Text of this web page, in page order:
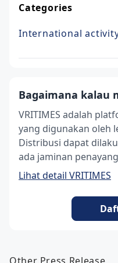
Categories
International
Bagaimana kalau
VRITIMES adalah
yang digunakan oleh
Distribusi dapat
ada jaminan
Lihat detail VRITIMES